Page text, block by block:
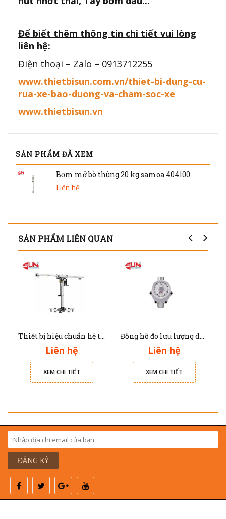
Để biết thêm thông tin chi tiết vui lòng
liên hệ:
Điện thoại – Zalo – 0913712255
www.thietbisun.com.vn/thiet-bi-dung-cu-
rua-xe-bao-duong-va-cham-soc-xe
www.thietbisun.vn
SẢN PHẨM ĐÃ XEM
Bơm mỡ bò thùng 20 kg samoa 404100
Liên hệ
SẢN PHẨM LIÊN QUAN
Thiết bị hiệu chuẩn hệ thống ADAS trên xe ôtô PX1000 Topdon
Liên hệ
XEM CHI TIẾT
Đồng hồ đo lưu lượng dầu hiển thị kim Jolong M101
Liên hệ
XEM CHI TIẾT
ĐĂNG KÝ